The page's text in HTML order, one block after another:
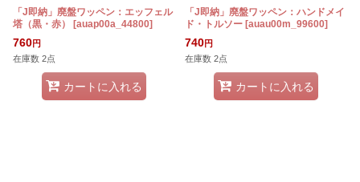
「J即納」廃盤ワッペン：エッフェル
塔（黒・赤）
[auap00a_44800]
760円
在庫数 2点
カートに入れる
「J即納」廃盤ワッペン：ハンドメイ
ド・トルソー [auau00m_99600]
740円
在庫数 2点
カートに入れる